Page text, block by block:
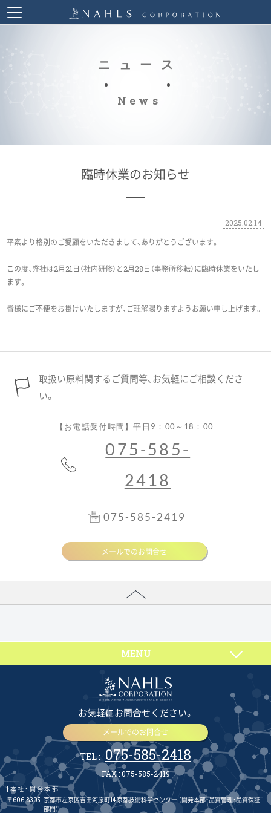
ニュース
News
臨時休業のお知らせ
2025.02.14
平素より格別のご愛顧をいただきまして、ありがとうございます。
この度、弊社は2月21日（社内研修）と2月28日（事務所移転）に臨時休業をいたし
ます。
皆様にご不便をお掛けいたしますが、ご理解賜りますようお願い申し上げます。
取扱い原料関するご質問等、お気軽にご相談くださ
い。
【お電話受付時間】平日9：00～18：00
075-585-
2418
075-585-2419
メールでのお問合せ
MENU
お気軽にお問合せください。
メールでのお問合せ
TEL : 075-585-2418
FAX : 075-585-2419
[本社・開発本部]
〒606-8305 京都市左京区吉田河原町14 京都技術科学センター （開発本部・品質管理・品質保証
部門）